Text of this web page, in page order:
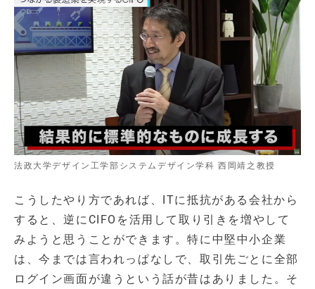
法政大学デザイン工学部システムデザイン学科 西岡靖之教授
こうしたやり方であれば、ITに抵抗がある会社から
すると、逆にCIFOを活用して取り引きを増やして
みようと思うことができます。特に中堅中小企業
は、今までは言われっぱなしで、取引先ごとに全部
ログイン画面が違うという話が昔はありました。そ